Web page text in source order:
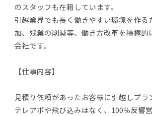
のスタッフも在籍しています。
引越業界でも長く働きやすい環境を作る
加、残業の削減等、働き方改革を積極的
会社です。
【仕事内容】
見積り依頼があったお客様に引越しプラ
テレアポや飛び込みはなく、100％反響